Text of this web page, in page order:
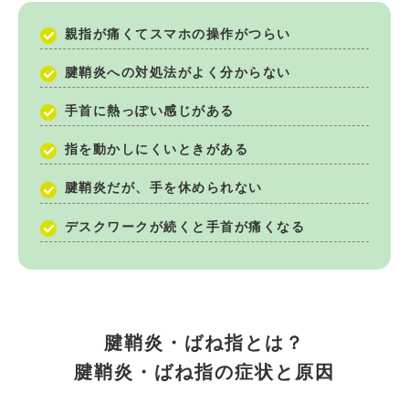
親指が痛くてスマホの操作がつらい
腱鞘炎への対処法がよく分からない
手首に熱っぽい感じがある
指を動かしにくいときがある
腱鞘炎だが、手を休められない
デスクワークが続くと手首が痛くなる
腱鞘炎・ばね指とは？
腱鞘炎・ばね指の症状と原因